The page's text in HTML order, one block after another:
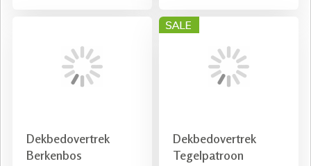
Dekbedovertrek
Berkenbos
Dekbedovertrek
Tegelpatroon